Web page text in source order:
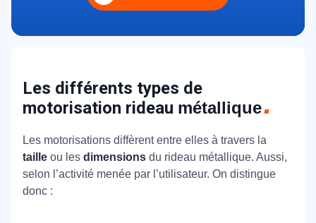
Les différents types de
motorisation rideau métallique
Les motorisations diffèrent entre elles à travers la
taille ou les dimensions du rideau métallique. Aussi,
selon l’activité menée par l’utilisateur. On distingue
donc :